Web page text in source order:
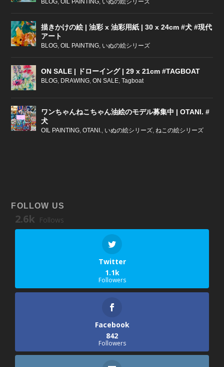
BLOG,OIL PAINTING, いぬの絵シリーズ
描きかけの絵 | 油彩 x 油彩用紙 | 30 x 24cm #犬 #現代
アート
BLOG,OIL PAINTING, いぬの絵シリーズ
ON SALE | ドローイング | 29 x 21cm #TAGBOAT
BLOG, DRAWING,ON SALE,Tagboat
ワンちゃんねこちゃん油絵のモデル募集中 | OTANI. #
犬
OIL PAINTING,OTANI., いぬの絵シリーズ,ねこの絵シリーズ
FOLLOW US
2.6k Follows
Twitter
1.1k
Followers
Facebook
842
Followers